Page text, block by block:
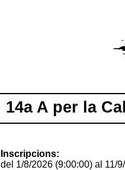
14a A per la
Inscripcions:
del 1/8/2026 (9:00:00) al 11/